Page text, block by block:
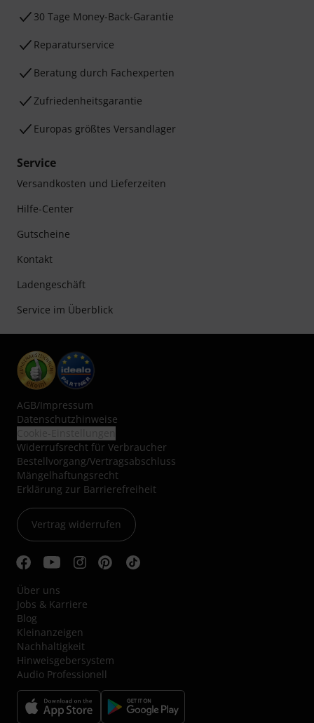
30 Tage Money-Back-Garantie
Reparaturservice
Beratung durch Fachexperten
Zufriedenheitsgarantie
Europas größtes Versandlager
Service
Versandkosten und Lieferzeiten
Hilfe-Center
Gutscheine
Kontakt
Ladengeschäft
Service im Überblick
AGB/Impressum
Datenschutzhinweise
Widerrufsrecht für Verbraucher
Bestellvorgang/Vertragsabschluss
Mängelhaftungsrecht
Erklärung zur Barrierefreiheit
Vertrag widerrufen
Über uns
Jobs & Karriere
Blog
Kleinanzeigen
Nachhaltigkeit
Hinweisgebersystem
Audio Professionell